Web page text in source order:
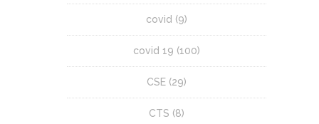
covid (9)
covid 19 (100)
CSE (29)
CTS (8)